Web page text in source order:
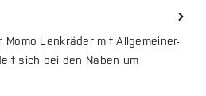
Lenkräder mit Allgemeiner-
sich bei den Naben um